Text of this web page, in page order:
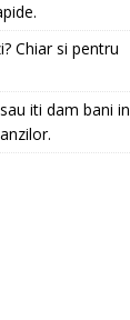
Chiar si pentru
iti dam bani in